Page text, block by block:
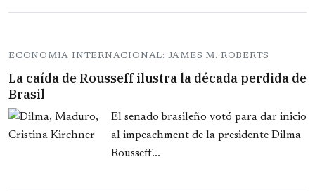
ECONOMIA INTERNACIONAL: JAMES M. ROBERTS
La caída de Rousseff ilustra la década perdida de
Brasil
El senado brasileño votó para dar inicio
al impeachment de la presidente Dilma
Rousseff...